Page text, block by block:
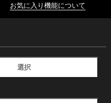
お気に入り機能について
選択